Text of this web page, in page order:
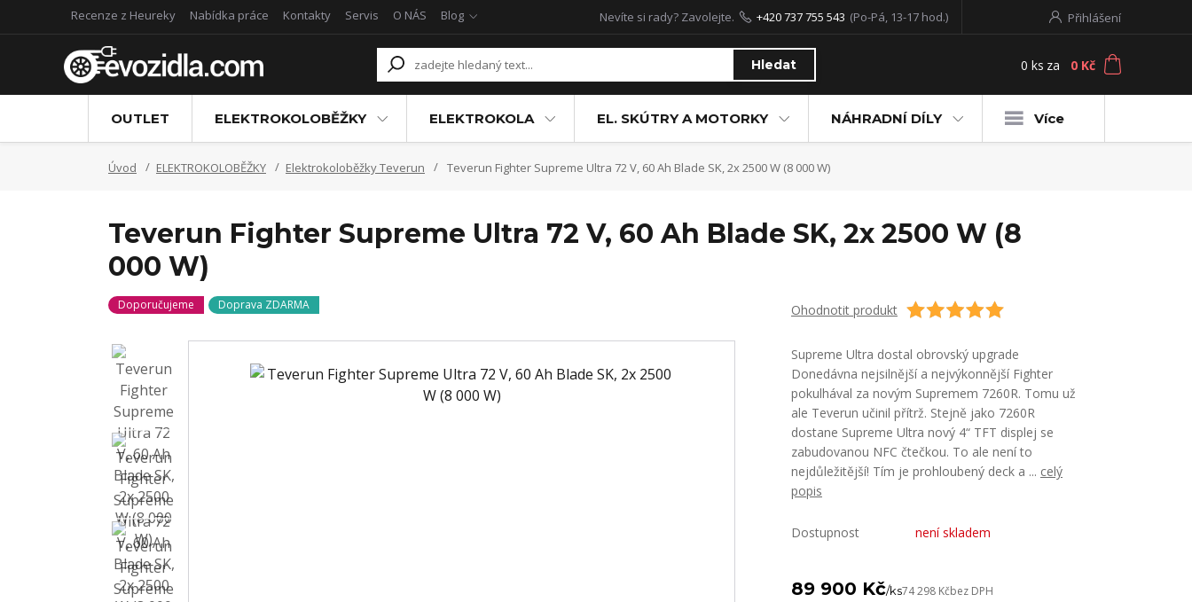
Recenze z Heureky Nabídka práce Kontakty Servis O NÁS Blog Přihlášení
Hledat
Nevíte si rady? Zavolejte. +420 737 755 543 (Po-Pá, 13-17 hod.)
0 ks za 0 Kč
OUTLET ELEKTROKOLOBĚŽKY ELEKTROKOLA EL. SKÚTRY A MOTORKY NÁHRADNÍ DÍLY Více
Úvod ELEKTROKOLOBĚŽKY Elektrokoloběžky Teverun Teverun Fighter Supreme Ultra 72 V, 60 Ah Blade SK, 2x 2500 W (8 000 W)
Teverun Fighter Supreme Ultra 72 V, 60 Ah Blade SK, 2x 2500 W (8
000 W)
Doporučujeme Doprava ZDARMA Ohodnotit produkt
Supreme Ultra dostal obrovský upgrade
Donedávna nejsilnější a nejvýkonnější Fighter
pokulhával za novým Supremem 7260R. Tomu už
ale Teverun učinil přítrž. Stejně jako 7260R
dostane Supreme Ultra nový 4“ TFT displej se
zabudovanou NFC čtečkou. To ale není to
nejdůležitější! Tím je prohloubený deck a ... celý
popis
Dostupnost není skladem
89 900 Kč/ks74 298 Kčbez DPH